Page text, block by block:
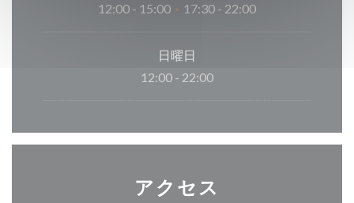
12:00 - 15:00 • 17:30 - 22:00
日曜日
12:00 - 22:00
アクセス